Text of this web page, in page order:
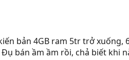
bản 4GB ram 5tr trở xuống,
bán ầm ầm rồi, chả biết khi